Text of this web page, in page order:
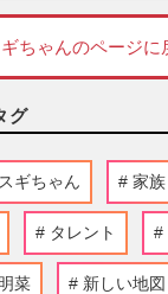
ちゃんのページに
グ
スギちゃん 家族
タレント
菜 新しい地図